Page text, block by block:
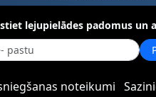
lejupielādes padomus un
noteikumi